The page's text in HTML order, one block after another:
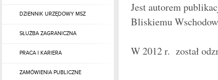
DZIENNIK URZĘDOWY MSZ
SŁUŻBA ZAGRANICZNA
PRACA I KARIERA
ZAMÓWIENIA PUBLICZNE
Jest autorem
Bliskiemu
W 2012 r. został